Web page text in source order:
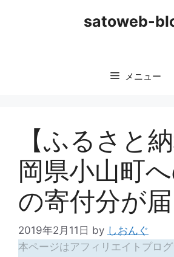
satoweb-
メニュー
【ふるさと
岡県小山町
の寄付分が届
2019年2月11日 by しおんぐ
本ページはアフィリエイトプロ